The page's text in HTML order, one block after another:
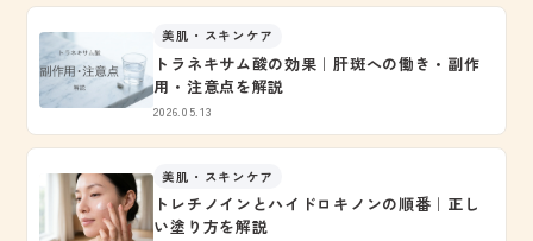
美肌・スキンケア
トラネキサム酸の効果｜肝斑への働き・副作
用・注意点を解説
2026.05.13
美肌・スキンケア
トレチノインとハイドロキノンの順番｜正し
い塗り方を解説